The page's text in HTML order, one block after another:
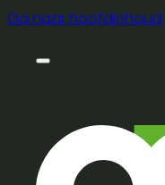
Ga naar hoofdinhoud